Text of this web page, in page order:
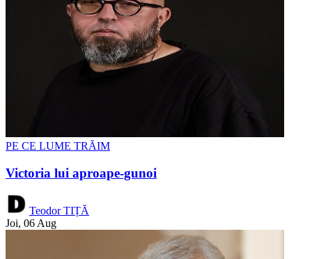
PE CE LUME TRĂIM
Victoria lui aproape-gunoi
Teodor TIȚĂ
Joi, 06 Aug